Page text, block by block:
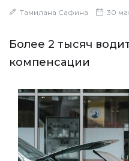
Тамилана Сафина 30
Более 2 тысяч
компенсации